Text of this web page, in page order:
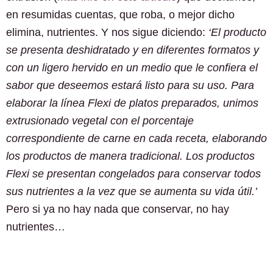
en resumidas cuentas, que roba, o mejor dicho
elimina, nutrientes. Y nos sigue diciendo: ‘El producto
se presenta deshidratado y en diferentes formatos y
con un ligero hervido en un medio que le confiera el
sabor que deseemos estará listo para su uso. Para
elaborar la línea Flexi de platos preparados, unimos
extrusionado vegetal con el porcentaje
correspondiente de carne en cada receta, elaborando
los productos de manera tradicional. Los productos
Flexi se presentan congelados para conservar todos
sus nutrientes a la vez que se aumenta su vida útil.’
Pero si ya no hay nada que conservar, no hay
nutrientes…